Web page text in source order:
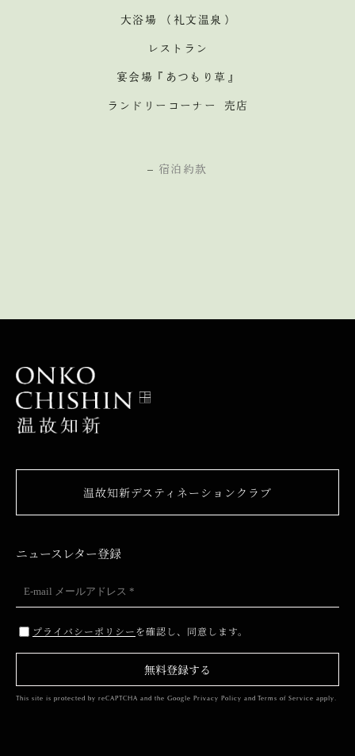
大浴場 （礼文温泉）
レストラン
宴会場『あつもり草』
ランドリーコーナー 売店
– 宿泊約款
温故知新デスティネーションクラブ
ニュースレター登録
プライバシーポリシーを確認し、同意します。
無料登録する
This site is protected by reCAPTCHA and the Google Privacy Policy and Terms of Service apply.